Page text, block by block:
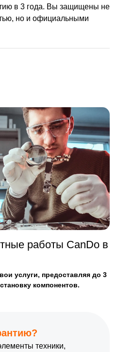
в 3 года. Вы защищены не
но и официальными
работы CanDo в
услуги, предоставляя до 3
компонентов.
техники,